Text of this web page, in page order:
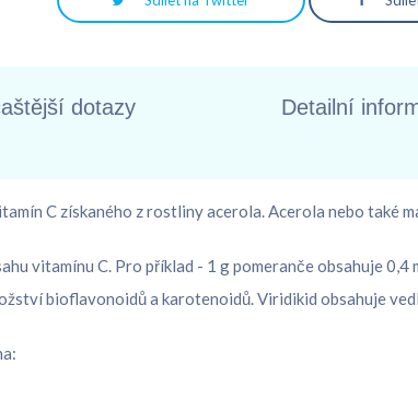
dotazy Detailní
C získaného z rostliny acerola. Acerola nebo také
vitamínu C. Pro příklad - 1 g pomeranče obsahuje
bioflavonoidů a karotenoidů. Viridikid obsahuje